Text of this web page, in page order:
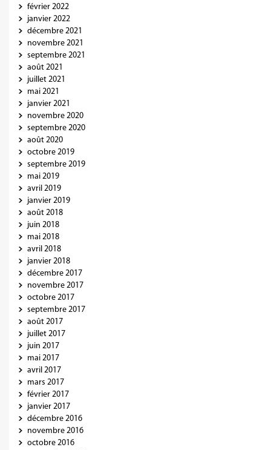
février 2022
janvier 2022
décembre 2021
novembre 2021
septembre 2021
août 2021
juillet 2021
mai 2021
janvier 2021
novembre 2020
septembre 2020
août 2020
octobre 2019
septembre 2019
mai 2019
avril 2019
janvier 2019
août 2018
juin 2018
mai 2018
avril 2018
janvier 2018
décembre 2017
novembre 2017
octobre 2017
septembre 2017
août 2017
juillet 2017
juin 2017
mai 2017
avril 2017
mars 2017
février 2017
janvier 2017
décembre 2016
novembre 2016
octobre 2016